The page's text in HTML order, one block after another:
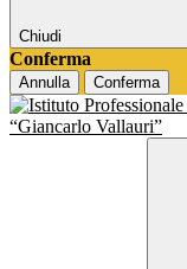
Chiudi
Conferma
Annulla Conferma